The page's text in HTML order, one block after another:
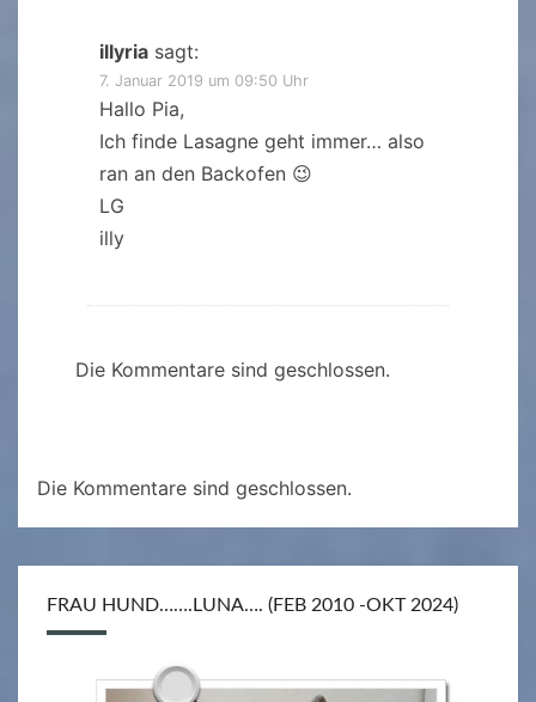
illyria sagt:
7. Januar 2019 um 09:50 Uhr
Hallo Pia,
Ich finde Lasagne geht immer… also
ran an den Backofen 😉
LG
illy
Die Kommentare sind geschlossen.
Die Kommentare sind geschlossen.
FRAU HUND…….LUNA…. (FEB 2010 -OKT 2024)